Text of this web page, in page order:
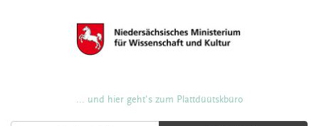
... und hier geht's zum Plattdüütskbüro